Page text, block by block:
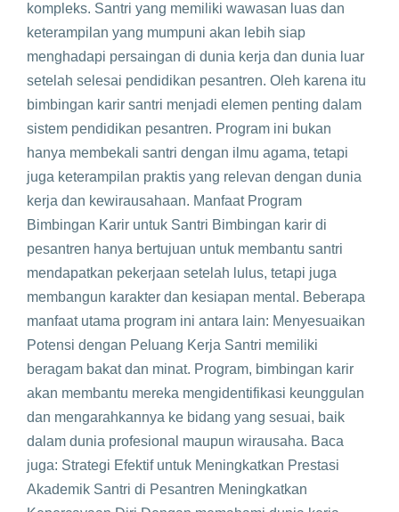
kompleks. Santri yang memiliki wawasan luas dan
keterampilan yang mumpuni akan lebih siap
menghadapi persaingan di dunia kerja dan dunia luar
setelah selesai pendidikan pesantren. Oleh karena itu
bimbingan karir santri menjadi elemen penting dalam
sistem pendidikan pesantren. Program ini bukan
hanya membekali santri dengan ilmu agama, tetapi
juga keterampilan praktis yang relevan dengan dunia
kerja dan kewirausahaan. Manfaat Program
Bimbingan Karir untuk Santri Bimbingan karir di
pesantren hanya bertujuan untuk membantu santri
mendapatkan pekerjaan setelah lulus, tetapi juga
membangun karakter dan kesiapan mental. Beberapa
manfaat utama program ini antara lain: Menyesuaikan
Potensi dengan Peluang Kerja Santri memiliki
beragam bakat dan minat. Program, bimbingan karir
akan membantu mereka mengidentifikasi keunggulan
dan mengarahkannya ke bidang yang sesuai, baik
dalam dunia profesional maupun wirausaha. Baca
juga: Strategi Efektif untuk Meningkatkan Prestasi
Akademik Santri di Pesantren Meningkatkan